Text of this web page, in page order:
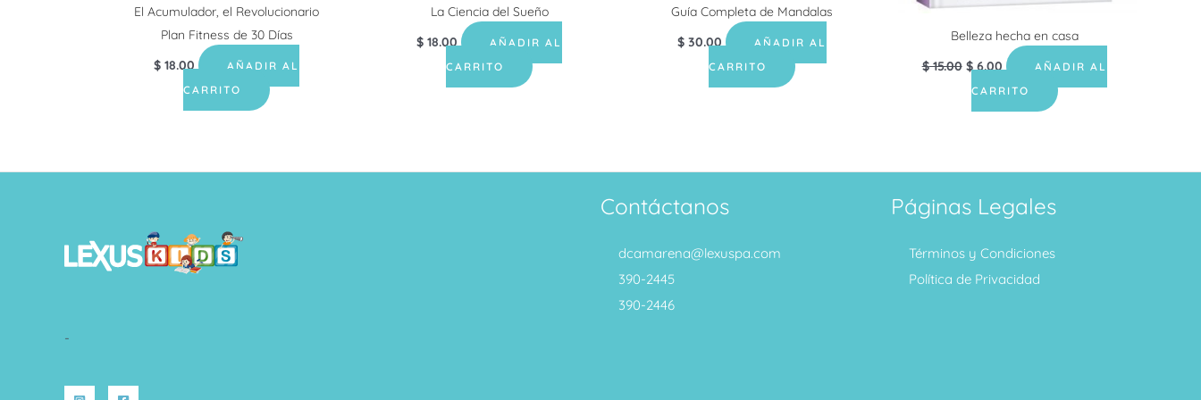
El Acumulador, el Revolucionario
Plan Fitness de 30 Días
$ 18.00
AÑADIR AL
CARRITO
La Ciencia del Sueño
$ 18.00
AÑADIR AL
CARRITO
Guía Completa de Mandalas
$30.00
AÑADIR AL
CARRITO
Belleza hecha en casa
$15.00 $6.00
AÑADIR AL
CARRITO
-
Contáctanos
dcamarena@lexuspa.com
390-2445
390-2446
Páginas Legales
Términos y Condiciones
Política de Privacidad